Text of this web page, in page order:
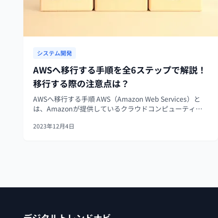
システム開発
AWSへ移行する手順を全6ステップで解説！
移行する際の注意点は？
AWSへ移行する手順 AWS（Amazon Web Services）と
は、Amazonが提供しているクラウドコンピューティン
ーバなど、さまざまなサービスをネットワーク上でレン
2023年12月4日